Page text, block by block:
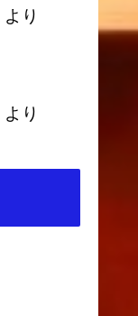
より
より